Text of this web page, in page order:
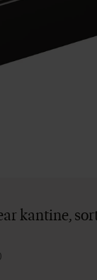
kantine,